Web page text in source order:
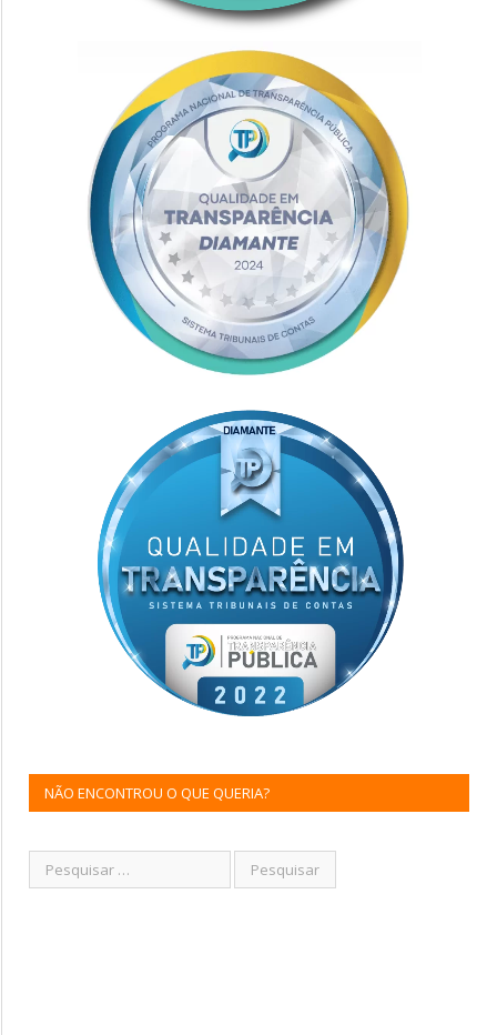
NÃO ENCONTROU O QUE QUERIA?